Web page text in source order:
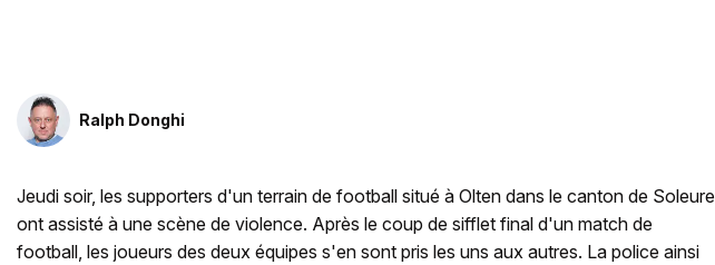
Ralph Donghi
Jeudi soir, les supporters d'un terrain de football situé à Olten dans le canton de Soleure
ont assisté à une scène de violence. Après le coup de sifflet final d'un match de
football, les joueurs des deux équipes s'en sont pris les uns aux autres. La police ainsi